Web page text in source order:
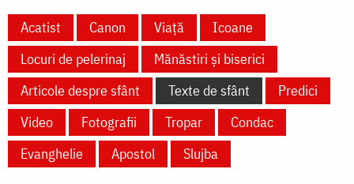
Acatist Canon Viață
Icoane
Locuri de pelerinaj
Mănăstiri și biserici
Articole despre sfânt
Texte de sfânt
Predici
Video
Fotografii Tropar
Condac
Evanghelie
Apostol Slujba